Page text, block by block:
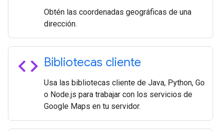
Obtén las coordenadas geográficas de una
dirección.
code Bibliotecas cliente
Usa las bibliotecas cliente de Java, Python, Go
o Node.js para trabajar con los servicios de
Google Maps en tu servidor.